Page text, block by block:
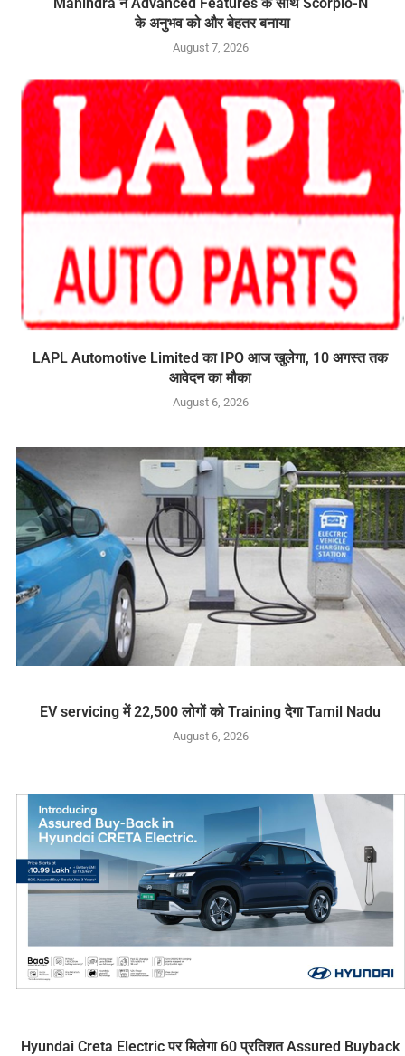
के अनुभव को और बेहतर बनाया
August 7, 2026
LAPL Automotive Limited का IPO आज खुलेगा, 10 अगस्त तक
आवेदन का मौका
August 6, 2026
EV servicing में 22,500 लोगों को Training देगा Tamil Nadu
August 6, 2026
Hyundai Creta Electric पर मिलेगा 60 प्रतिशत Assured Buyback